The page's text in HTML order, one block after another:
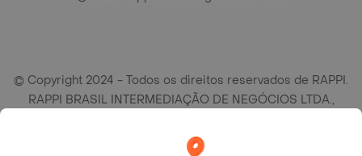
© Copyright 2024 - Todos os direitos reservados de RAPPI.
RAPPI BRASIL INTERMEDIAÇÃO DE NEGÓCIOS LTDA.,
conj. 91, Lado A, Cerqueira Cesar, São Paulo/SP CEP. 01414-